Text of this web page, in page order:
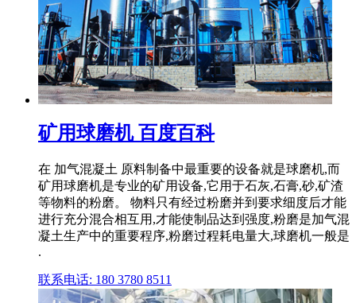
矿用球磨机 百度百科
在 加气混凝土 原料制备中最重要的设备就是球磨机,而
矿用球磨机是专业的矿用设备,它用于石灰,石膏,砂,矿渣
等物料的粉磨。 物料只有经过粉磨并到要求细度后才能
进行充分混合相互用,才能使制品达到强度,粉磨是加气混
凝土生产中的重要程序,粉磨过程耗电量大,球磨机一般是
.
联系电话: 180 3780 8511